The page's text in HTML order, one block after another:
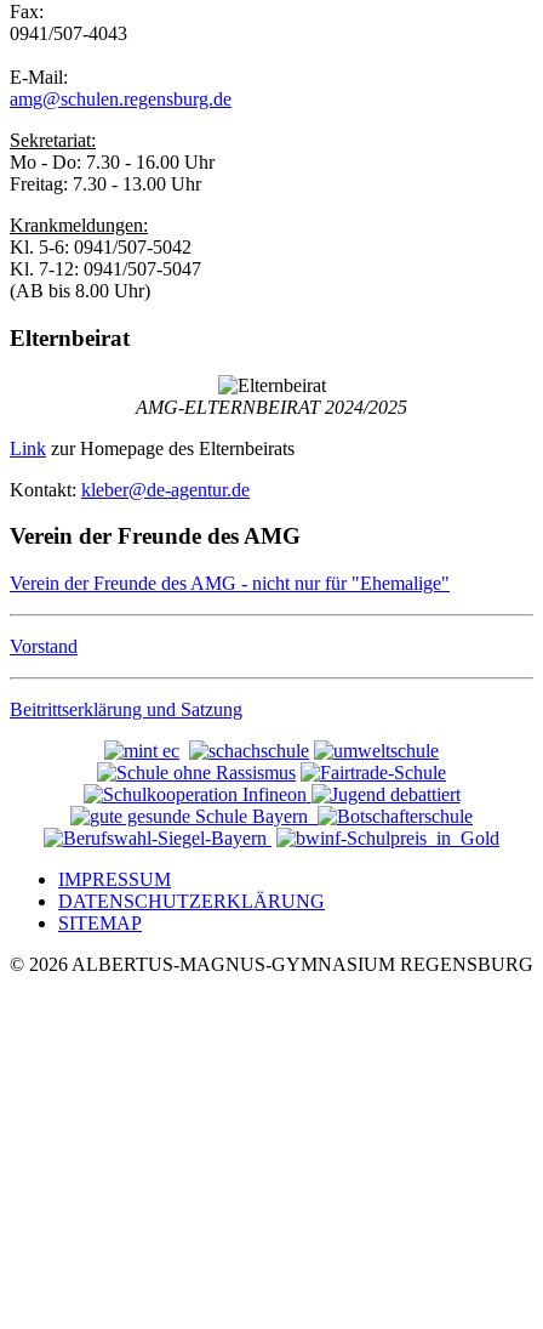
Fax:
0941/507-4043
E-Mail:
amg@schulen.regensburg.de
Sekretariat:
Mo - Do: 7.30 - 16.00 Uhr
Freitag: 7.30 - 13.00 Uhr
Krankmeldungen:
Kl. 5-6: 0941/507-5042
Kl. 7-12: 0941/507-5047
(AB bis 8.00 Uhr)
Elternbeirat
AMG-ELTERNBEIRAT 2024/2025
Link zur Homepage des Elternbeirats
Kontakt: kleber@de-agentur.de
Verein der Freunde des AMG
Verein der Freunde des AMG - nicht nur für "Ehemalige"
Vorstand
Beitrittserklärung und Satzung
IMPRESSUM
DATENSCHUTZERKLÄRUNG
SITEMAP
© 2026 ALBERTUS-MAGNUS-GYMNASIUM REGENSBURG